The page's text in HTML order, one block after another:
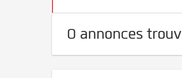
0 annonces